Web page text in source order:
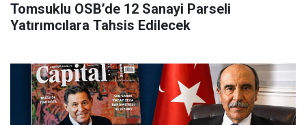
Tomsuklu OSB’de 12 Sanayi Parseli
Yatırımcılara Tahsis Edilecek